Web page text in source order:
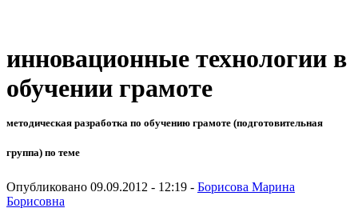
инновационные технологии в
обучении грамоте
методическая разработка по обучению грамоте (подготовительная
группа) по теме
Опубликовано 09.09.2012 - 12:19 - Борисова Марина
Борисовна